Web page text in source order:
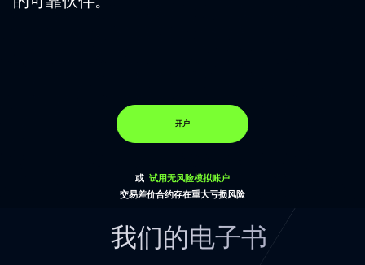
开户
或 试用无风险模拟账户
交易差价合约存在重大亏损风险
我们的电子书